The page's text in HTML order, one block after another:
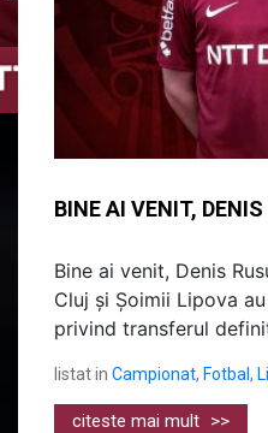
BINE AI VENIT, DENIS
Bine ai venit, Denis
Cluj și Șoimii Lipova
privind transferul
listat in Campionat, Fotbal ,
citeste mai mult >>